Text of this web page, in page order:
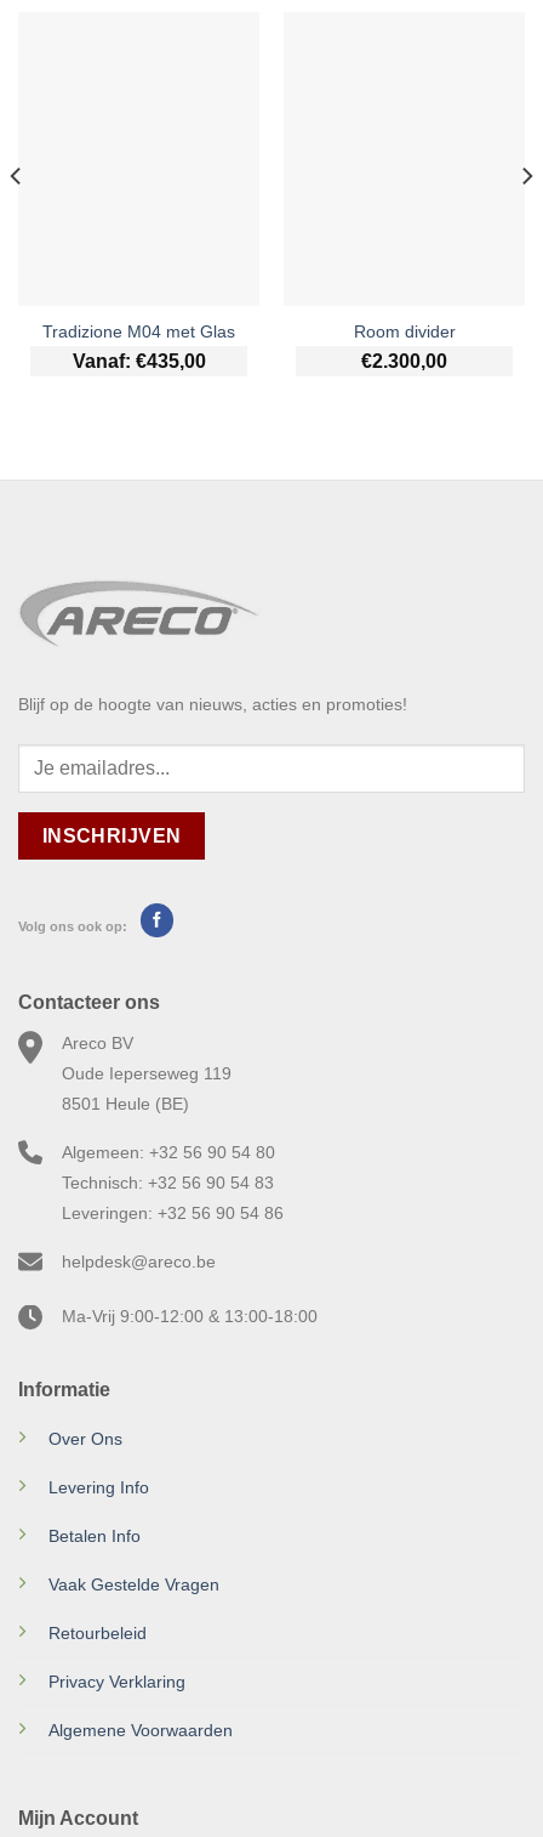
Tradizione M04 met Glas
Vanaf: €435,00
Room divider
€2.300,00
Blijf op de hoogte van nieuws, acties en promoties!
Volg ons ook op:
Informatie
Over Ons
Levering Info
Betalen Info
Vaak Gestelde Vragen
Retourbeleid
Privacy Verklaring
Algemene Voorwaarden
Mijn Account
Contacteer ons
Areco BV
Oude Ieperseweg 119
8501 Heule (BE)
Algemeen: +32 56 90 54 80
Technisch: +32 56 90 54 83
Leveringen: +32 56 90 54 86
helpdesk@areco.be
Ma-Vrij 9:00-12:00 & 13:00-18:00